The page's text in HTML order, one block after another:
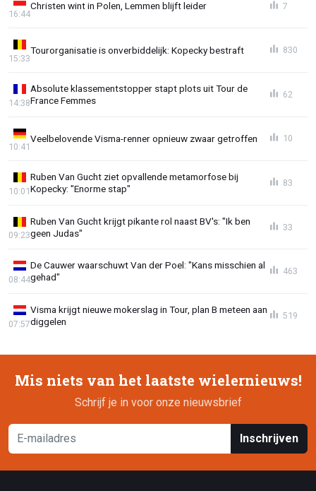
Christen wint in Polen, Lemmen blijft leider
16:44
7
Tourorganisatie is onverbiddelijk: Kopecky bestraft
15:33
830
Absolute klassementstopper stapt plots uit Tour de
France Femmes
14:38
62
Veelbelovende Visma-renner opnieuw zwaar getroffen
10:41
10
Ruben Van Gucht ziet opvallende metamorfose bij
Kopecky: "Enorme stap"
10:01
83
Ruben Van Gucht krijgt pikante rol naast BV's: "Ik ben
geen Judas"
09:23
33
De Cauwer waarschuwt Van der Poel: "Kans misschien al
gehad"
08:44
463
Visma krijgt nieuwe mokerslag in Tour, plan B meteen aan
diggelen
07:57
519
Mis niets van het laatste wielernieuws!
Schrijf je in voor onze nieuwsbrief
Inschrijven